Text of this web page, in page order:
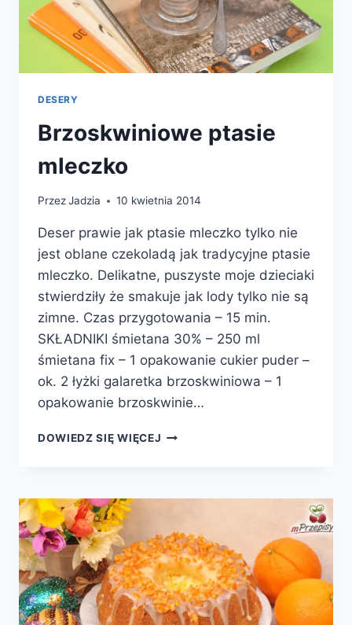
DESERY
Brzoskwiniowe ptasie
mleczko
PrzezJadzia 10 kwietnia 2014
Deser prawie jak ptasie mleczko tylko nie
jest oblane czekoladą jak tradycyjne ptasie
mleczko. Delikatne, puszyste moje dzieciaki
stwierdziły że smakuje jak lody tylko nie są
zimne. Czas przygotowania – 15 min.
SKŁADNIKI śmietana 30% – 250 ml
śmietana fix – 1 opakowanie cukier puder –
ok. 2 łyżki galaretka brzoskwiniowa – 1
opakowanie brzoskwinie…
DOWIEDZ SIĘ WIĘCEJ BRZOSKWINIOWE